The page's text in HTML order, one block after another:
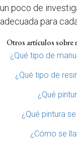
un poco de
adecuada para
Otros artículos sobre
¿Qué tipo de
¿Qué tipo de
¿Qué
¿Qué pintura
¿Cómo se